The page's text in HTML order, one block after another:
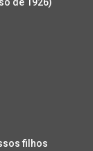
filhos